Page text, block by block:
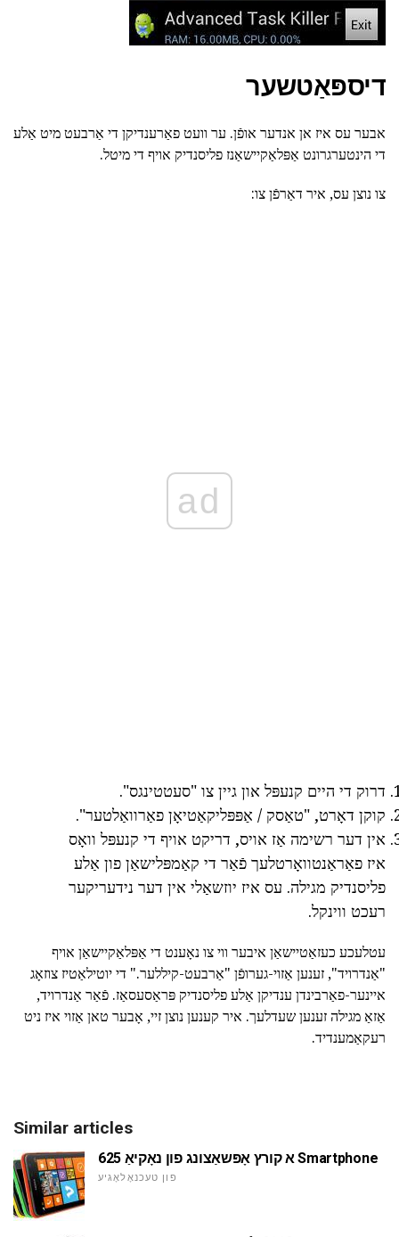
דיספּאַטשער
אבער עס איז אן אנדער אופֿן. ער וועט פאַרענדיקן די אַרבעט מיט אַלע
די הינטערגרונט אַפּלאַקיישאַנז פליסנדיק אויף די מיטל.
צו נוצן עס, איר דאַרפֿן צו:
ad
דרוק די היים קנעפּל און גיין צו "סעטטינגס".
קוקן דאָרט, "טאַסק / אַפּפּליקאַטיאָן פאַרוואַלטער".
אין דער רשימה אַז אויס, דריקט אויף די קנעפּל וואָס
איז פאַראַנטוואָרטלעך פֿאַר די קאַמפּלישאַן פון אַלע
פליסנדיק מגילה. עס איז יוזשאַלי אין דער נידעריקער
רעכט ווינקל.
עטלעכע כעזאַטיישאַן איבער ווי צו נאָענט די אַפּלאַקיישאַן אויף
"אַנדרויד", זענען אַזוי-גערופֿן "אַרבעט-קיללער." די יוטילאַטיז צוזאָג
איינער-פאַרבינדן ענדיקן אַלע פליסנדיק פּראַסעסאַז. פֿאַר אַנדרויד,
אַזאַ מגילה זענען שעדלעך. איר קענען נוצן זיי, אָבער טאן אַזוי איז ניט
רעקאַמענדיד.
Similar articles
א קורץ אָפּשאַצונג פון נאָקיאַ 625 Smartphone
פון טעכנאָלאָגיע